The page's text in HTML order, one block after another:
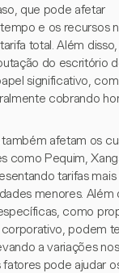
que pode afetar
e os recursos
total. Além
do escritório
significativo,
cobrando
afetam os
como Pequim,
tarifas mais
menores. Além
como
podem
a variações
pode ajudar